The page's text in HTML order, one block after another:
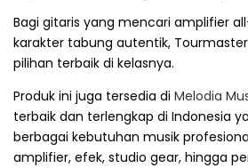
Bagi gitaris yang mencari amplifier
karakter tabung autentik,
pilihan terbaik di kelasnya.
Produk ini juga tersedia di Melodia
terbaik dan terlengkap di Indonesia
berbagai kebutuhan musik
amplifier, efek, studio gear, hingga